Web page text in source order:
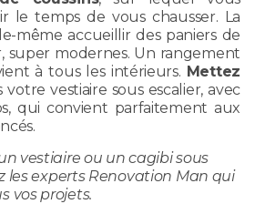
le temps de vous chausser. La
même accueillir des paniers de
super modernes. Un rangement
à tous les intérieurs. Mettez
votre vestiaire sous escalier, avec
qui convient parfaitement aux
vestiaire ou un cagibi sous
les experts Renovation Man qui
vos projets.